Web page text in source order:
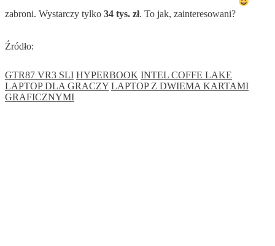
zabroni. Wystarczy tylko 34 tys. zł. To jak, zainteresowani?
Źródło:
GTR87 VR3 SLI HYPERBOOK INTEL COFFE LAKE
LAPTOP DLA GRACZY LAPTOP Z DWIEMA KARTAMI
GRAFICZNYMI